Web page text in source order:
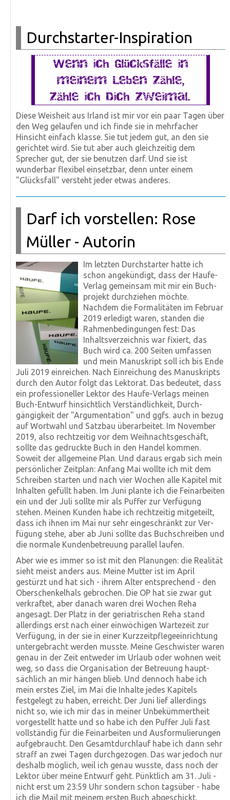
Durchstarter-Inspiration
Wenn ich Glücksfälle in
meinem Leben zähle,
zähle ich Dich zweimal.
Diese Weisheit aus Irland ist mir vor ein paar Tagen über
den Weg gelaufen und ich finde sie in mehrfacher
Hinsicht einfach klasse. Sie tut jedem gut, an den sie
gerichtet wird. Sie tut aber auch gleichzeitig dem
Sprecher gut, der sie benutzen darf. Und sie ist
wunderbar flexibel einsetzbar, denn unter einem
"Glücksfall" versteht jeder etwas anderes.
Darf ich vorstellen: Rose
Müller - Autorin
Im letzten Durchstarter hatte ich
schon angekündigt, dass der Haufe-
Verlag gemeinsam mit mir ein Buch­
projekt durchziehen möchte.
Nachdem die Formali­täten im Februar
2019 erledigt waren, standen die
Rahmen­bedingungen fest: Das
Inhalts­ver­zeich­nis war fixiert, das
Buch wird ca. 200 Seiten umfassen
und mein Manuskript soll ich bis Ende
Juli 2019 ein­reichen. Nach Ein­reichung des Manuskripts
durch den Autor folgt das Lektorat. Das bedeutet, dass
ein pro­fes­sioneller Lektor des Haufe-Verlags meinen
Buch-Entwurf hinsichtlich Ver­ständ­lich­keit, Durch­
gängig­keit der "Argumen­tation" und ggfs. auch in bezug
auf Wort­wahl und Satz­bau über­arbeitet. Im November
2019, also recht­zeitig vor dem Weihnachts­geschäft,
sollte das gedruckte Buch in den Handel kommen.
Soweit der allgemeine Plan. Und daraus ergab sich mein
persönlicher Zeit­plan: Anfang Mai wollte ich mit dem
Schreiben starten und nach vier Wochen alle Kapitel mit
Inhalten gefüllt haben. Im Juni plante ich die Fein­arbeiten
ein und der Juli sollte mir als Puffer zur Ver­fügung
stehen. Meinen Kunden habe ich recht­zeitig mitgeteilt,
dass ich ihnen im Mai nur sehr ein­ge­schränkt zur Ver­
fügung stehe, aber ab Juni sollte das Buch­schreiben und
die normale Kunden­betreuung parallel laufen.
Aber wie es immer so ist mit den Planungen: die Realität
sieht meist anders aus. Meine Mutter ist im April
gestürzt und hat sich - ihrem Alter entsprechend - den
Ober­schenkel­hals gebrochen. Die OP hat sie zwar gut
verkraftet, aber danach waren drei Wochen Reha
angesagt. Der Platz in der geriatrischen Reha stand
aller­dings erst nach einer ein­wöchigen Warte­zeit zur
Ver­fügung, in der sie in einer Kurz­zeit­pflege­ein­richtung
untergebracht werden musste. Meine Geschwister waren
genau in der Zeit entweder im Urlaub oder wohnen weit
weg, so dass die Organisation der Betreuung haupt­
sächlich an mir hängen blieb. Und dennoch habe ich
mein erstes Ziel, im Mai die Inhalte jedes Kapitels
festgelegt zu haben, erreicht. Der Juni lief allerdings
nicht so, wie ich mir das in meiner Un­be­kümmert­heit
vorgestellt hatte und so habe ich den Puffer Juli fast
vollständig für die Fein­arbeiten und Aus­formulierungen
auf­ge­braucht. Den Gesamt­durchlauf habe ich dann sehr
straff an zwei Tagen durch­ge­zogen. Das war jedoch nur
deshalb möglich, weil ich genau wusste, dass noch der
Lektor über meine Entwurf geht. Pünkt­lich am 31. Juli -
nicht erst um 23:59 Uhr sondern schon tags­über - habe
ich die Mail mit meinem ersten Buch abgeschickt.